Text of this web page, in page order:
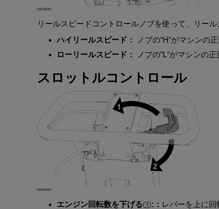
G404695
リールスピードコントロールノブを使 って
リー
ハイリールスピード ： ノブの“H“がマシンの
ローリールスピード ： ノブの“L“がマシンの正
スロットルコントロール
G404697
エンジン 回転数を下げる :： レバーを 上に 回